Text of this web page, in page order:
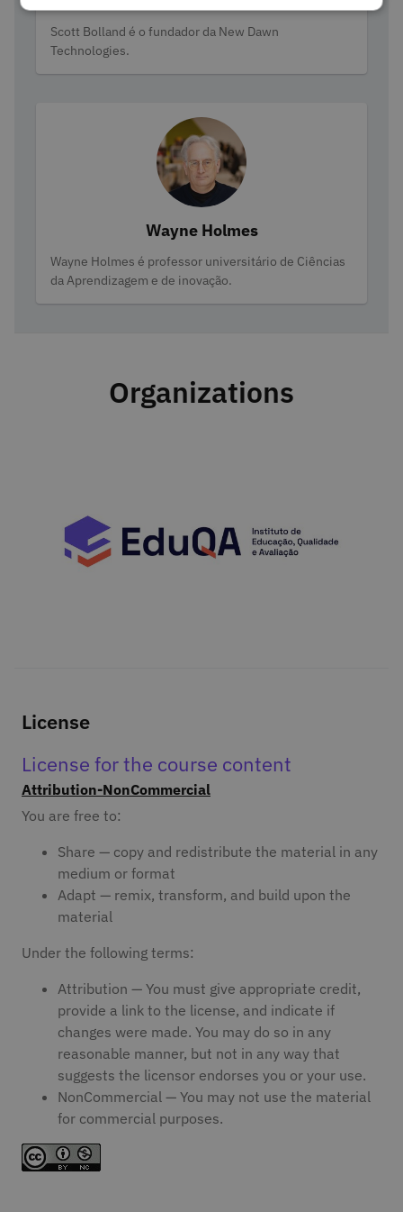
Categories
Scott Bolland é o fundador da New Dawn
Technologies.
Wayne Holmes
Categories
Wayne Holmes é professor universitário de Ciências
da Aprendizagem e de inovação.
Organizations
License
License for the course content
Attribution-NonCommercial
You are free to:
Share — copy and redistribute the material in any
medium or format
Adapt — remix, transform, and build upon the
material
Under the following terms:
Attribution — You must give appropriate credit,
provide a link to the license, and indicate if
changes were made. You may do so in any
reasonable manner, but not in any way that
suggests the licensor endorses you or your use.
NonCommercial — You may not use the material
for commercial purposes.